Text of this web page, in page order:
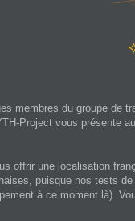
membres du groupe de
Project vous présente
offrir une localisation
puisque nos tests
à ce moment là).